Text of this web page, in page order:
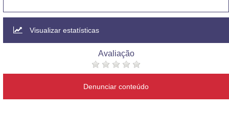
Visualizar estatísticas
Avaliação
Denunciar conteúdo